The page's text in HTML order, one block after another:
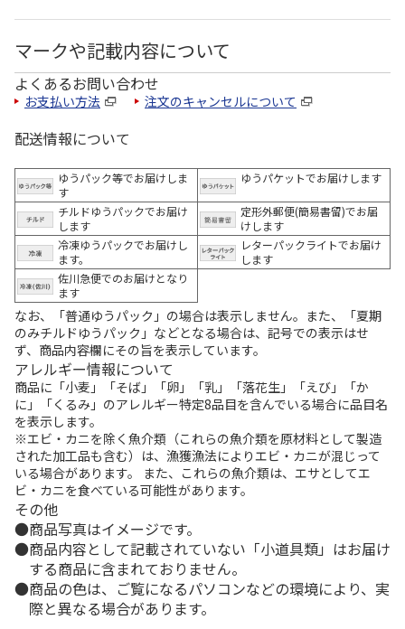
マークや記載内容について
よくあるお問い合わせ
お支払い方法 注文のキャンセルについて
配送情報について
ゆうパック等でお届けしま
す
ゆうパケットでお届けします
チルドゆうパックでお届け
します
定形外郵便(簡易書留)でお届
けします
冷凍ゆうパックでお届けし
ます。
レターパックライトでお届け
します
佐川急便でのお届けとなり
ます
なお、「普通ゆうパック」の場合は表示しません。また、「夏期
のみチルドゆうパック」などとなる場合は、記号での表示はせ
ず、商品内容欄にその旨を表示しています。
アレルギー情報について
商品に「小麦」「そば」「卵」「乳」「落花生」「えび」「か
に」「くるみ」のアレルギー特定8品目を含んでいる場合に品目名
を表示します。
※エビ・カニを除く魚介類（これらの魚介類を原材料として製造
された加工品も含む）は、漁獲漁法によりエビ・カニが混じって
いる場合があります。 また、これらの魚介類は、エサとしてエ
ビ・カニを食べている可能性があります。
その他
商品写真はイメージです。
商品内容として記載されていない「小道具類」はお届け
する商品に含まれておりません。
商品の色は、ご覧になるパソコンなどの環境により、実
際と異なる場合があります。